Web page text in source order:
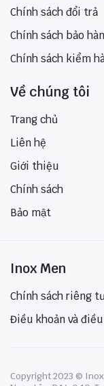
Chính sách đổi trả
Chính sách bảo
Chính sách kiểm
Về chúng tôi
Trang chủ
Liên hệ
Giới thiệu
Chính sách
Bảo mật
Inox Men
Chính sách riêng
Điều khoản và
Copyright 2023 ©